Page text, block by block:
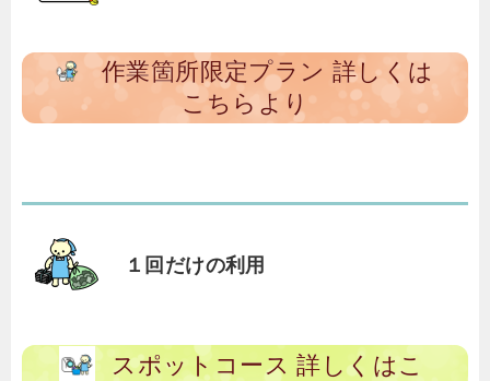
作業箇所限定プラン 詳しくは
こちらより
１回だけの利用
スポットコース 詳しくはこ